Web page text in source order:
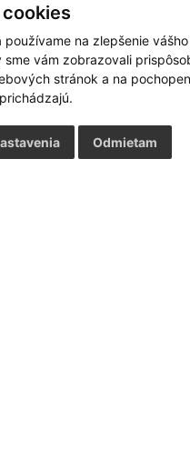
na zlepšenie
vám zobrazovali
stránok a na
Odmietam